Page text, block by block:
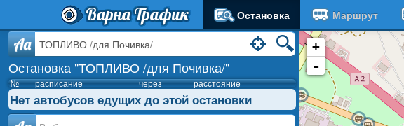
Варна Трафик Остановка Маршрут
Aa
Остановка "ТОПЛИВО /для Почивка/"
№ расписание через расстояние
Нет автобусов едущих до этой остановки
+
-